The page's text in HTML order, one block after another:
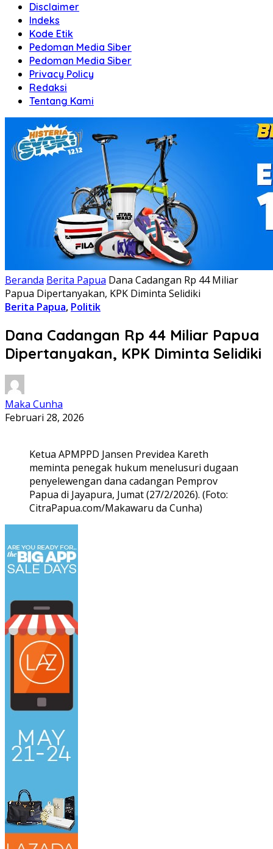
Disclaimer
Indeks
Kode Etik
Pedoman Media Siber
Pedoman Media Siber
Privacy Policy
Redaksi
Tentang Kami
Beranda Berita Papua Dana Cadangan Rp 44 Miliar
Papua Dipertanyakan, KPK Diminta Selidiki
Berita Papua, Politik
Dana Cadangan Rp 44 Miliar Papua
Dipertanyakan, KPK Diminta Selidiki
Maka Cunha
Februari 28, 2026
Ketua APMPPD Jansen Previdea Kareth
meminta penegak hukum menelusuri dugaan
penyelewengan dana cadangan Pemprov
Papua di Jayapura, Jumat (27/2/2026). (Foto:
CitraPapua.com/Makawaru da Cunha)